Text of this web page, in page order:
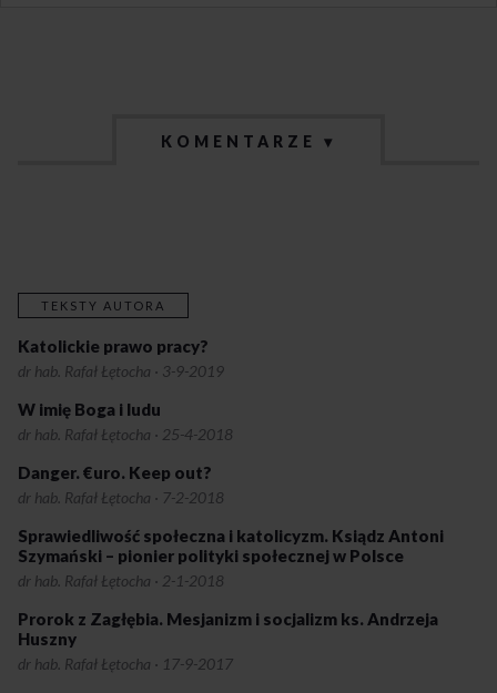
KOMENTARZE ▾
TEKSTY AUTORA
Katolickie prawo pracy?
dr hab. Rafał Łętocha · 3-9-2019
W imię Boga i ludu
dr hab. Rafał Łętocha · 25-4-2018
Danger. €uro. Keep out?
dr hab. Rafał Łętocha · 7-2-2018
Sprawiedliwość społeczna i katolicyzm. Ksiądz Antoni
Szymański – pionier polityki społecznej w Polsce
dr hab. Rafał Łętocha · 2-1-2018
Prorok z Zagłębia. Mesjanizm i socjalizm ks. Andrzeja
Huszny
dr hab. Rafał Łętocha · 17-9-2017